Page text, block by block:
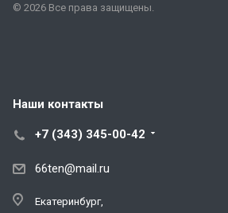
© 2026 Все права защищены.
Наши контакты
+7 (343) 345-00-42
66ten@mail.ru
Екатеринбург,